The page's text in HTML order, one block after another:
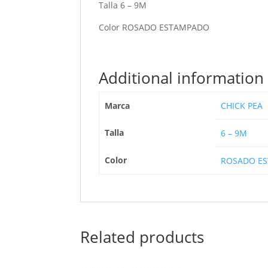
Talla 6 – 9M
Color ROSADO ESTAMPADO
Additional information
Marca CHICK PEA
Talla 6 – 9M
Color ROSADO
Related products